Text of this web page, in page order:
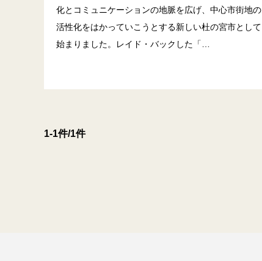
化とコミュニケーションの地脈を広げ、中心市街地の
活性化をはかっていこうとする新しい杜の宮市として
始まりました。レイド・バックした「…
1-1件/1件